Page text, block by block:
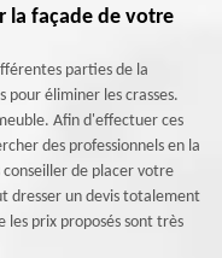
la façade de votre
parties de la
pour éliminer les crasses.
Afin d'effectuer ces
des professionnels en la
conseiller de placer votre
dresser un devis totalement
prix proposés sont très